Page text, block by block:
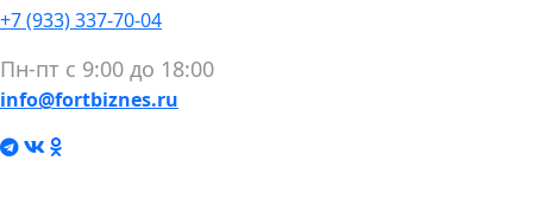
+7 (933) 337-70-04
Пн-пт с 9:00 до 18:00
info@fortbiznes.ru